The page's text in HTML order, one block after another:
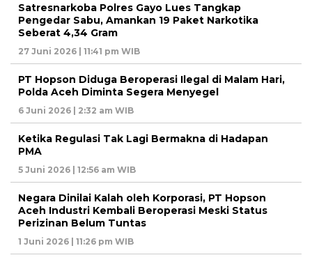
Satresnarkoba Polres Gayo Lues Tangkap
Pengedar Sabu, Amankan 19 Paket Narkotika
Seberat 4,34 Gram
27 Juni 2026 | 11:41 pm WIB
PT Hopson Diduga Beroperasi Ilegal di Malam Hari,
Polda Aceh Diminta Segera Menyegel
6 Juni 2026 | 2:32 am WIB
Ketika Regulasi Tak Lagi Bermakna di Hadapan
PMA
5 Juni 2026 | 12:56 am WIB
Negara Dinilai Kalah oleh Korporasi, PT Hopson
Aceh Industri Kembali Beroperasi Meski Status
Perizinan Belum Tuntas
1 Juni 2026 | 11:26 pm WIB